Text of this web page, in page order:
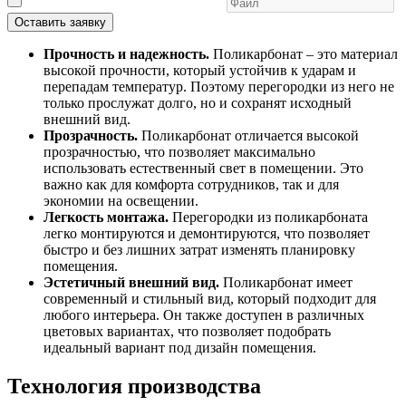
Оставить заявку
Прочность и надежность. Поликарбонат – это материал
высокой прочности, который устойчив к ударам и
перепадам температур. Поэтому перегородки из него не
только прослужат долго, но и сохранят исходный
внешний вид.
Прозрачность. Поликарбонат отличается высокой
прозрачностью, что позволяет максимально
использовать естественный свет в помещении. Это
важно как для комфорта сотрудников, так и для
экономии на освещении.
Легкость монтажа. Перегородки из поликарбоната
легко монтируются и демонтируются, что позволяет
быстро и без лишних затрат изменять планировку
помещения.
Эстетичный внешний вид. Поликарбонат имеет
современный и стильный вид, который подходит для
любого интерьера. Он также доступен в различных
цветовых вариантах, что позволяет подобрать
идеальный вариант под дизайн помещения.
Технология производства